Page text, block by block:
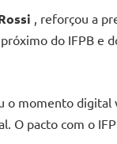
, reforçou a
do IFPB e
o momento digital
O pacto com o